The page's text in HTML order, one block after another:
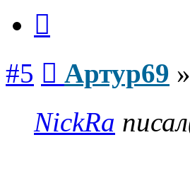
#5 Артур69 »
NickRa